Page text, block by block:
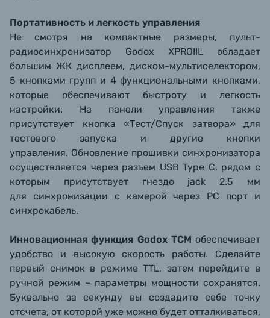
Портативность и легкость управления
Не смотря на компактные размеры, пульт-
радиосинхронизатор Godox XPROIIL обладает
большим ЖК дисплеем, диском-мультиселектором,
5 кнопками групп и 4 функциональными кнопками,
которые обеспечивают быстроту и легкость
настройки. На панели управления также
присутствует кнопка «Тест/Спуск затвора» для
тестового запуска и другие кнопки
управления. Обновление прошивки синхронизатора
осуществляется через разъем USB Type С, рядом с
которым присутствует гнездо jack 2.5 мм
для синхронизации с камерой через PC порт и
синхрокабель.
Инновационная функция Godox TCM обеспечивает
удобство и высокую скорость работы. Сделайте
первый снимок в режиме TTL, затем перейдите в
ручной режим – параметры мощности сохранятся.
Буквально за секунду вы создадите себе точку
отсчета, от которой уже можно будет отталкиваться,